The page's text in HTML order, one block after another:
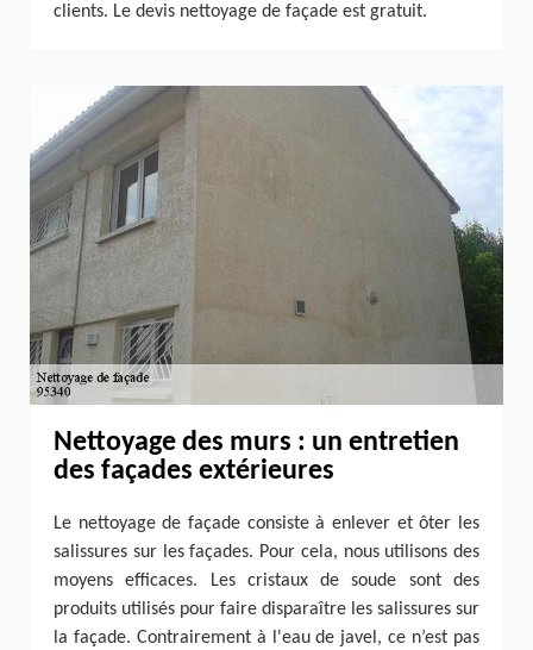
clients. Le devis nettoyage de façade est gratuit.
Nettoyage des murs : un entretien
des façades extérieures
Le nettoyage de façade consiste à enlever et ôter les
salissures sur les façades. Pour cela, nous utilisons des
moyens efficaces. Les cristaux de soude sont des
produits utilisés pour faire disparaître les salissures sur
la façade. Contrairement à l'eau de javel, ce n’est pas